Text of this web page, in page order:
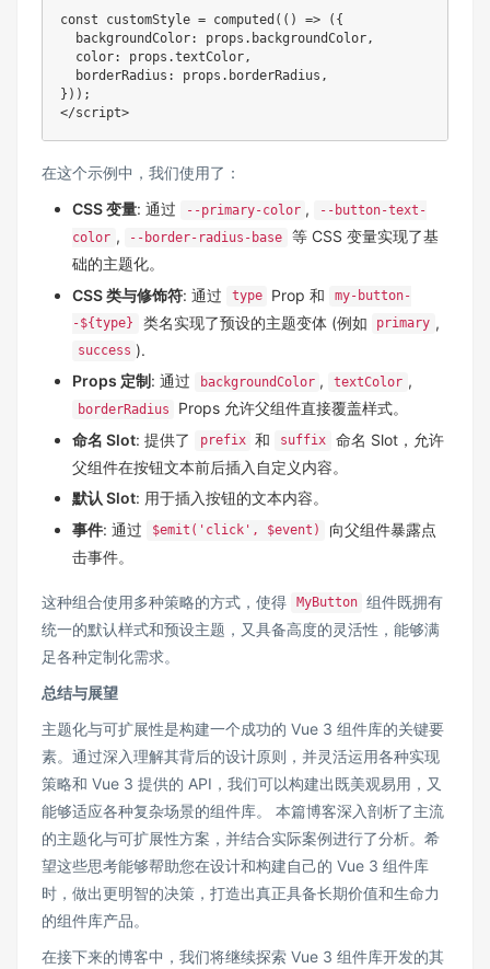
const customStyle = computed(() => ({
  backgroundColor: props.backgroundColor,
  color: props.textColor,
  borderRadius: props.borderRadius,
}));
在这个示例中，我们使用了：
CSS 变量: 通过 --primary-color ,
--button-text-
color , --border-radius-base
等 CSS 变量实现了基
础的主题化。
CSS 类与修饰符: 通过 type Prop 和
my-button-
-${type}
类名实现了预设的主题变体 (例如 primary ,
success ).
Props 定制: 通过 backgroundColor , textColor ,
borderRadius
Props 允许父组件直接覆盖样式。
命名 Slot: 提供了 prefix 和 suffix
命名 Slot，允许
父组件在按钮文本前后插入自定义内容。
默认 Slot: 用于插入按钮的文本内容。
事件: 通过 $emit('click', $event)
向父组件暴露点
击事件。
这种组合使用多种策略的方式，使得 MyButton 组件既拥有
统一的默认样式和预设主题，又具备高度的灵活性，能够满
足各种定制化需求。
总结与展望
主题化与可扩展性是构建一个成功的 Vue 3 组件库的关键要
素。通过深入理解其背后的设计原则，并灵活运用各种实现
策略和 Vue 3 提供的 API，我们可以构建出既美观易用，又
能够适应各种复杂场景的组件库。 本篇博客深入剖析了主流
的主题化与可扩展性方案，并结合实际案例进行了分析。希
望这些思考能够帮助您在设计和构建自己的 Vue 3 组件库
时，做出更明智的决策，打造出真正具备长期价值和生命力
的组件库产品。
在接下来的博客中，我们将继续探索 Vue 3 组件库开发的其